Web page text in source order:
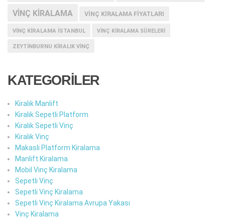
VINÇ KIRALAMA VINÇ KIRALAMA FIYATLARI
VINÇ KIRALAMA ISTANBUL VINÇ KIRALAMA SÜRELERI
ZEYTINBURNU KIRALIK VINÇ
KATEGORİLER
Kiralık Manlift
Kiralık Sepetli Platform
Kiralık Sepetli Vinç
Kiralık Vinç
Makaslı Platform Kiralama
Manlift Kiralama
Mobil Vinç Kiralama
Sepetli Vinç
Sepetli Vinç Kiralama
Sepetli Vinç Kiralama Avrupa Yakası
Vinç Kiralama